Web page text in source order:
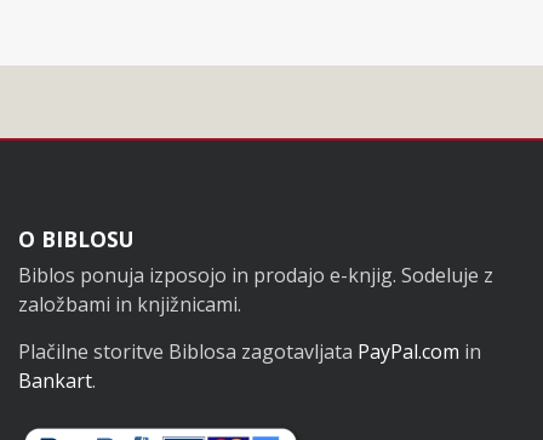
Noga
O BIBLOSU
Biblos ponuja izposojo in prodajo e-knjig. Sodeluje z
založbami in knjižnicami.
Plačilne storitve Biblosa zagotavljata PayPal.com in
Bankart.